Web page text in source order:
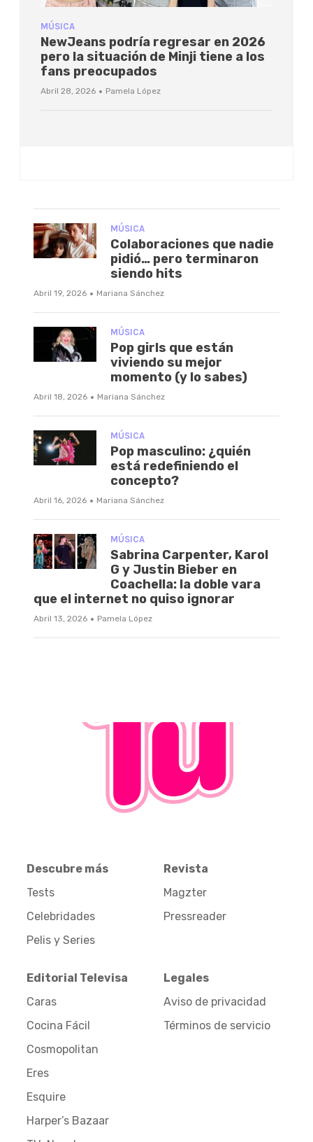
MÚSICA
NewJeans podría regresar en 2026
pero la situación de Minji tiene a los
fans preocupados
Abril 28, 2026 · Pamela López
MÚSICA
Colaboraciones que nadie
pidió… pero terminaron
siendo hits
Abril 19, 2026 · Mariana Sánchez
MÚSICA
Pop girls que están
viviendo su mejor
momento (y lo sabes)
Abril 18, 2026 · Mariana Sánchez
MÚSICA
Pop masculino: ¿quién
está redefiniendo el
concepto?
Abril 16, 2026 · Mariana Sánchez
MÚSICA
Sabrina Carpenter, Karol
G y Justin Bieber en
Coachella: la doble vara
que el internet no quiso ignorar
Abril 13, 2026 · Pamela López
Descubre más
Tests
Celebridades
Pelis y Series
Revista
Magzter
Pressreader
Editorial Televisa
Caras
Cocina Fácil
Cosmopolitan
Eres
Esquire
Harper’s Bazaar
Legales
Aviso de privacidad
Términos de servicio